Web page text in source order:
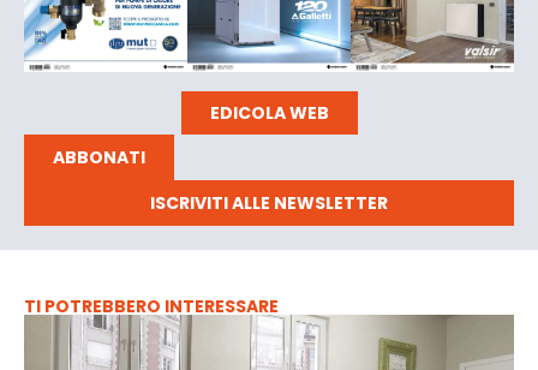
EDICOLA WEB
ABBONATI
ISCRIVITI ALLE NEWSLETTER
TI POTREBBERO INTERESSARE